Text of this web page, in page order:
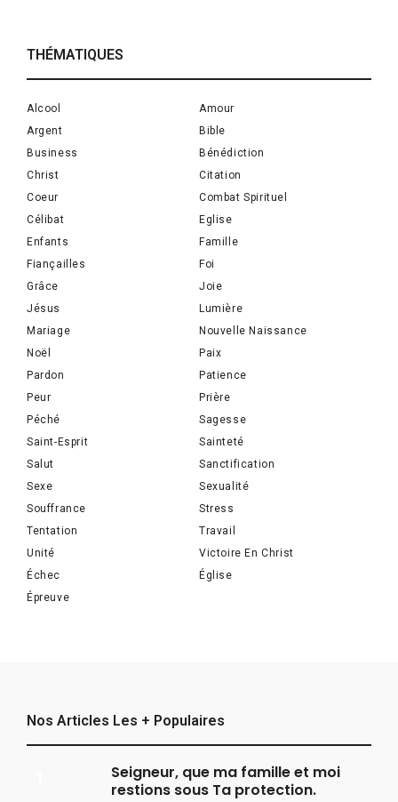
THÉMATIQUES
Alcool
Amour
Argent
Bible
Business
Bénédiction
Christ
Citation
Coeur
Combat Spirituel
Célibat
Eglise
Enfants
Famille
Fiançailles
Foi
Grâce
Joie
Jésus
Lumière
Mariage
Nouvelle Naissance
Noël
Paix
Pardon
Patience
Peur
Prière
Péché
Sagesse
Saint-Esprit
Sainteté
Salut
Sanctification
Sexe
Sexualité
Souffrance
Stress
Tentation
Travail
Unité
Victoire En Christ
Échec
Église
Épreuve
Nos Articles Les + Populaires
Seigneur, que ma famille et moi
restions sous Ta protection.